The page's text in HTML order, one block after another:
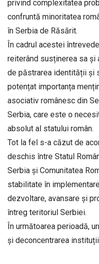
privind complexitatea
confruntă minoritatea
în Serbia de Răsărit.
În cadrul acestei
reiterând susținerea sa și
de păstrarea identității și
potențat importanța
asociativ românesc din
Serbia, care este o
absolut al statului român.
Tot la fel s-a căzut de
deschis între Statul
Serbia și Comunitatea
stabilitate în
dezvoltare, avansare și
întreg teritoriul Serbiei.
În următoarea perioadă,
și deconcentrarea